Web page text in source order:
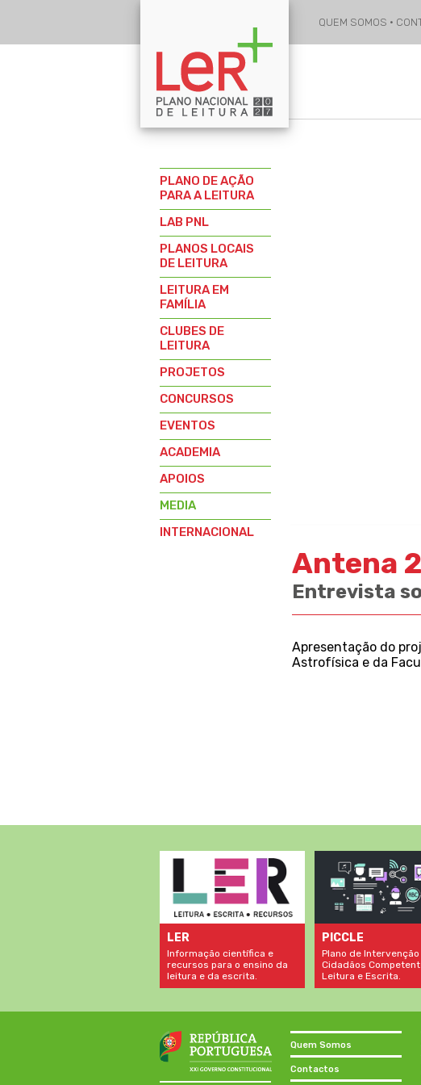
QUEM SOMOS ·
PLANO DE AÇÃO
PARA A LEITURA
LAB PNL
PLANOS LOCAIS
DE LEITURA
LEITURA EM
FAMÍLIA
CLUBES DE
LEITURA
PROJETOS
CONCURSOS
EVENTOS
ACADEMIA
APOIOS
MEDIA
INTERNACIONAL
Antena
Entrevista
Apresentação do
Astrofísica e da
LER
Informação científica e
recursos para o ensino da
leitura e da escrita.
PICCLE
Plano de Intervenção
Cidadãos
Leitura e Escrita.
Quem Somos
Contactos